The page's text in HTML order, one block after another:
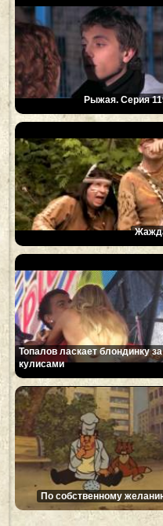
Рыжая. Серия
Топалов ласкает блондинку за
кулисами
По собственному